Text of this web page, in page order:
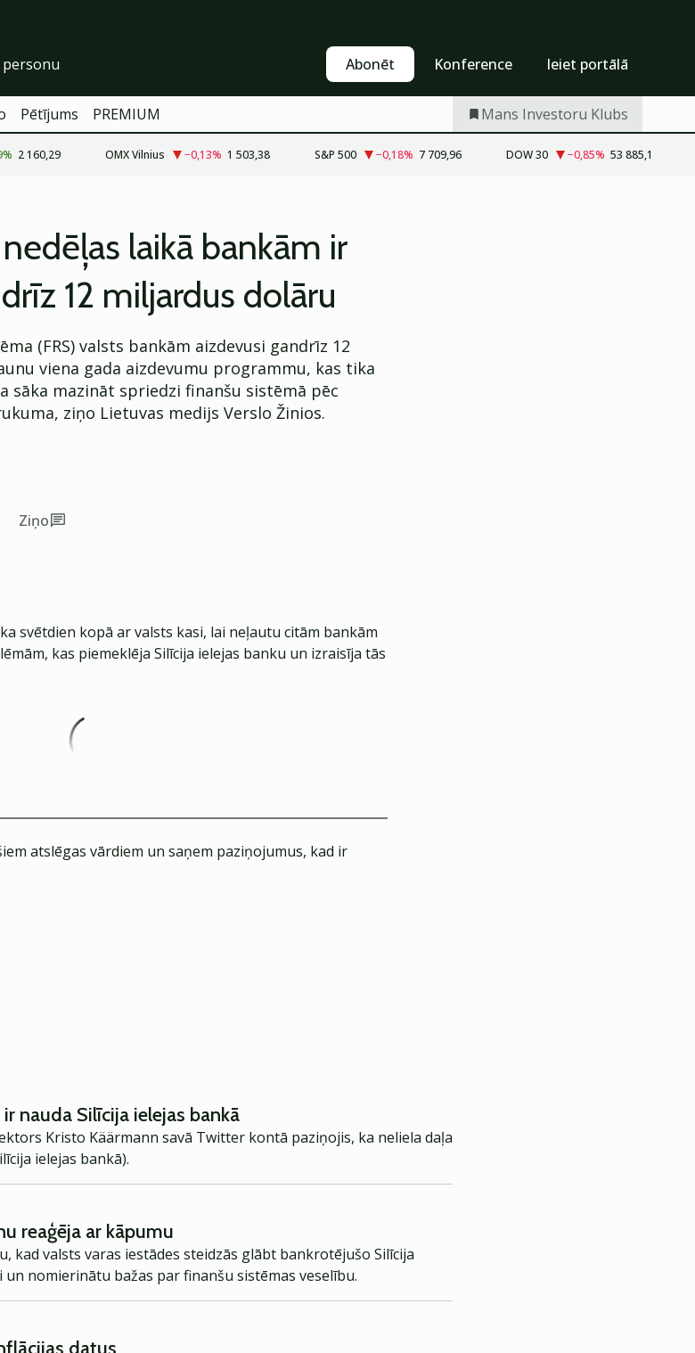
Abonēt Konference Ieiet portālā
Pētījums PREMIUM Mans Investoru Klubs
% 2 160,29 OMX Vilnius −0,13% 1 503,38 S&P 500 −0,18% 7 709,96 DOW 30 −0,85% 53 885,1
laikā bankām ir
12 miljardus dolāru
(FRS) valsts bankām aizdevusi gandrīz 12
viena gada aizdevumu programmu, kas tika
sāka mazināt spriedzi finanšu sistēmā pēc
ziņo Lietuvas medijs Verslo Žinios.
Ziņo
svētdien kopā ar valsts kasi, lai neļautu citām bankām
kas piemeklēja Silīcija ielejas banku un izraisīja tās
atslēgas vārdiem un saņem paziņojumus, kad ir
nauda Silīcija ielejas bankā
Kristo Käärmann savā Twitter kontā paziņojis, ka neliela daļa
ielejas bankā).
reaģēja ar kāpumu
kad valsts varas iestādes steidzās glābt bankrotējušo Silīcija
nomierinātu bažas par finanšu sistēmas veselību.
datus